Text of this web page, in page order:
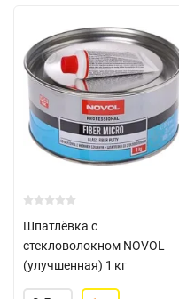
Шпатлёвка с
стекловолокном NOVOL
(улучшенная) 1 кг